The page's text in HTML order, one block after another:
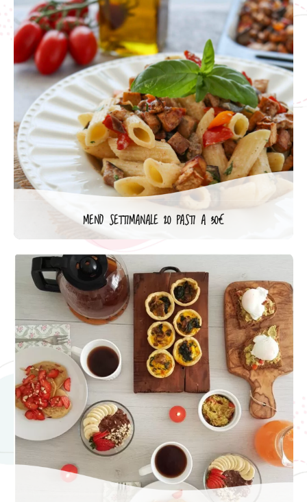
MENÙ SETTIMANALE 20 PASTI A 30€